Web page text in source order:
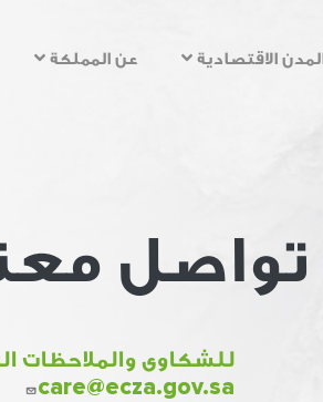
المحتوى
الاقتصادية عن المملكة
تواصل
للشكاوى والملاحظات
care@ecza.gov.sa